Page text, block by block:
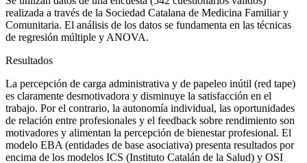
realizada a través de la Sociedad Catalana de Medicina Familiar y
Comunitaria. El análisis de los datos se fundamenta en las técnicas
de regresión múltiple y ANOVA.
Resultados
La percepción de carga administrativa y de papeleo inútil (red tape)
es claramente desmotivadora y disminuye la satisfacción en el
trabajo. Por el contrario, la autonomía individual, las oportunidades
de relación entre profesionales y el feedback sobre rendimiento son
motivadores y alimentan la percepción de bienestar profesional. El
modelo EBA (entidades de base asociativa) presenta resultados por
encima de los modelos ICS (Instituto Catalán de la Salud) y OSI